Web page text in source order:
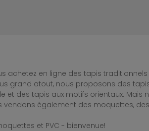
achetez en ligne des tapis
grand atout, nous proposons des
et des tapis aux motifs orientaux.
vendons également des moquettes,
et PVC - bienvenue!